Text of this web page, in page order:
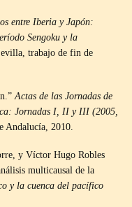
entre Iberia y Japón:
Sengoku y la
trabajo de fin de
Actas de las Jornadas de
Jornadas I, II y III (2005,
Andalucía, 2010.
y Víctor Hugo Robles
multicausal de la
y la cuenca del pacífico